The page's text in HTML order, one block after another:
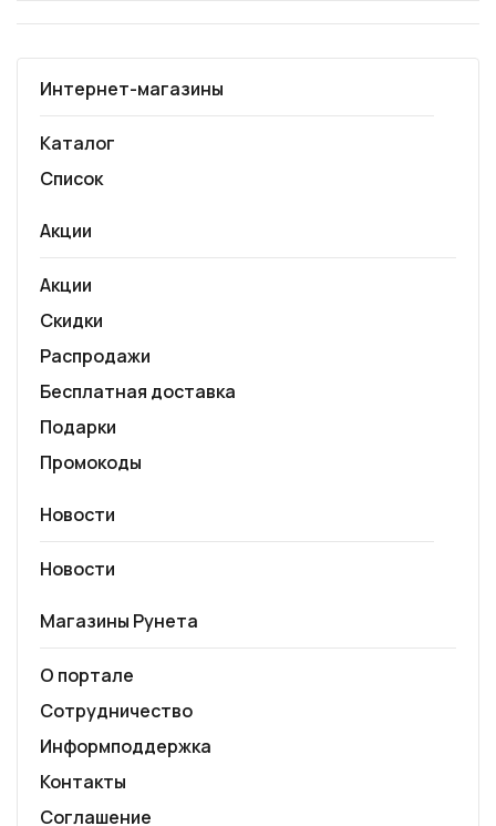
Интернет-магазины
Каталог
Список
Акции
Акции
Скидки
Распродажи
Бесплатная доставка
Подарки
Промокоды
Новости
Новости
Магазины Рунета
О портале
Сотрудничество
Информподдержка
Контакты
Соглашение